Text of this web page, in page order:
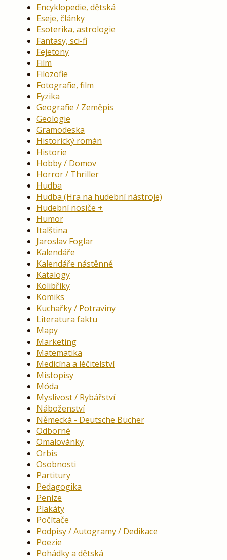
Encyklopedie, dětská
Eseje, články
Esoterika, astrologie
Fantasy, sci-fi
Fejetony
Film
Filozofie
Fotografie, film
Fyzika
Geografie / Zeměpis
Geologie
Gramodeska
Historický román
Historie
Hobby / Domov
Horror / Thriller
Hudba
Hudba (Hra na hudební nástroje)
Hudební nosiče
Humor
Italština
Jaroslav Foglar
Kalendáře
Kalendáře nástěnné
Katalogy
Kolibříky
Komiks
Kuchařky / Potraviny
Literatura faktu
Mapy
Marketing
Matematika
Medicína a léčitelství
Místopisy
Móda
Myslivost / Rybářství
Náboženství
Německá - Deutsche Bücher
Odborné
Omalovánky
Orbis
Osobnosti
Partitury
Pedagogika
Peníze
Plakáty
Počítače
Podpisy / Autogramy / Dedikace
Poezie
Pohádky a dětská